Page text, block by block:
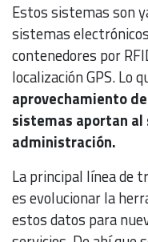
Estos sistemas son
sistemas
contenedores por
localización GPS. Lo
aprovechamiento
sistemas aportan al
administración.
La principal línea de
es evolucionar la
estos datos para